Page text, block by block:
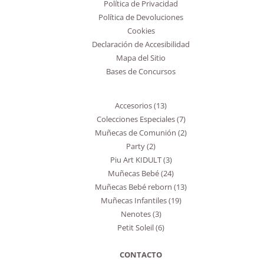
Política de Privacidad
Política de Devoluciones
Cookies
Declaración de Accesibilidad
Mapa del Sitio
Bases de Concursos
Accesorios 13
Colecciones Especiales 7
Muñecas de Comunión 2
Party 2
Piu Art KIDULT 3
Muñecas Bebé 24
Muñecas Bebé reborn 13
Muñecas Infantiles 19
Nenotes 3
Petit Soleil 6
CONTACTO